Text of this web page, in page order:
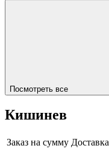
Посмотреть все
Кишинев
Заказ на сумму Доставка